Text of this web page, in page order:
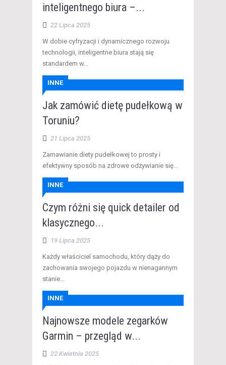
inteligentnego biura –...
22 Lipca 2025
W dobie cyfryzacji i dynamicznego rozwoju
technologii, inteligentne biura stają się
standardem w...
INNE
Jak zamówić dietę pudełkową w
Toruniu?
21 Lipca 2025
Zamawianie diety pudełkowej to prosty i
efektywny sposób na zdrowe odżywianie się...
INNE
Czym różni się quick detailer od
klasycznego...
19 Lipca 2025
Każdy właściciel samochodu, który dąży do
zachowania swojego pojazdu w nienagannym
stanie...
INNE
Najnowsze modele zegarków
Garmin – przegląd w...
22 Kwietnia 2025